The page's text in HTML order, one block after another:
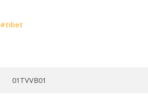
#tibet
01TVVB01